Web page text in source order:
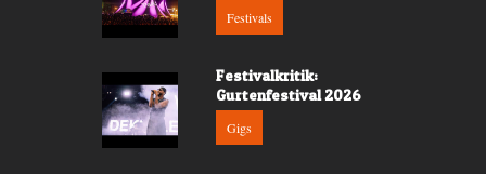
Festivals
Festivalkritik:
Gurtenfestival 2026
Gigs